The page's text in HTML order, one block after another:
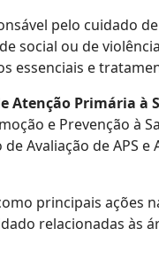
pelo cuidado
social ou de
essenciais e
Atenção Primária à
e Prevenção à
de Avaliação de APS
principais ações
relacionadas às